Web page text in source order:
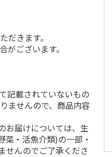
きます。
ございます。
記載されていないもの
ませんので、商品内容
お届けについては、生
・活魚介類)の一部・
せんのでご了承くださ